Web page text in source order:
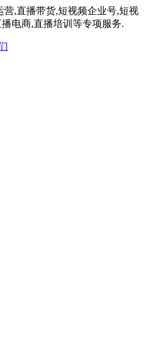
,直播带货,短视频企业号,短视
电商,直播培训等专项服务.